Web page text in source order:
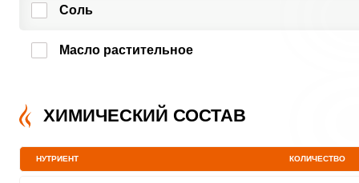
Соль
Масло растительное
ХИМИЧЕСКИЙ СОСТАВ
НУТРИЕНТ КОЛИЧЕСТВО